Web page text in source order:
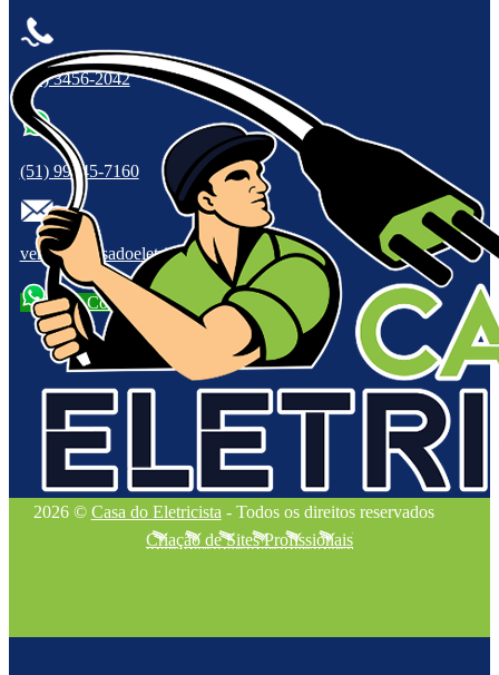
(51) 3456-2042
(51) 99945-7160
vendas@casadoeletricistars.com.br
Fale Conosco
2026 © Casa do Eletricista - Todos os direitos reservados
Criação de Sites Profissionais